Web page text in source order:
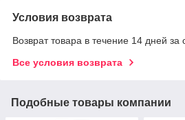
Условия возврата
Возврат товара в течение 14 дней за
Все условия возврата
Подобные товары компании